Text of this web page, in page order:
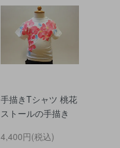
手描きTシャツ 桃花
ストールの手描き
4,400円(税込)